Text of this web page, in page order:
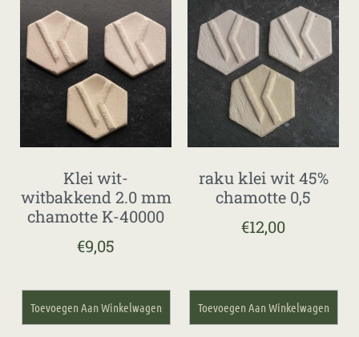
Klei wit-
witbakkend 2.0 mm
chamotte K-40000
€9,05
Toevoegen Aan Winkelwagen
raku klei wit 45%
chamotte 0,5
€12,00
Toevoegen Aan Winkelwagen